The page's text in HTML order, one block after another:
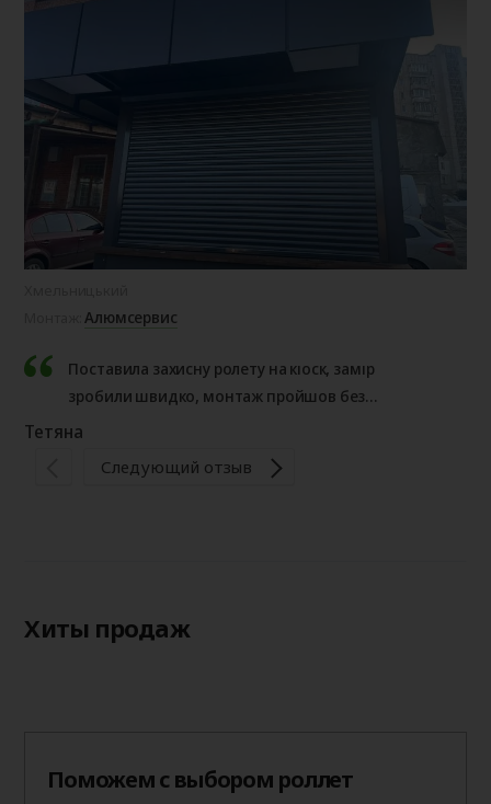
Монтаж:Алюмсервис
Поставила захисну ролету на кіоск, замір
зробили швидко, монтаж пройшов без
проблем. Результатом дуже задоволена,
Тетяна
Следующий отзыв
Хиты продаж
Поможем с выбором роллет